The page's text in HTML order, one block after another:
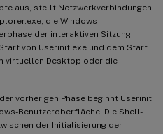
aus, stellt Netzwerkverbindungen
die Windows-
der interaktiven Sitzung
von Userinit.exe und dem Start
virtuellen Desktop oder die
vorherigen Phase beginnt Userinit
Benutzeroberfläche. Die Shell-
der Initialisierung der